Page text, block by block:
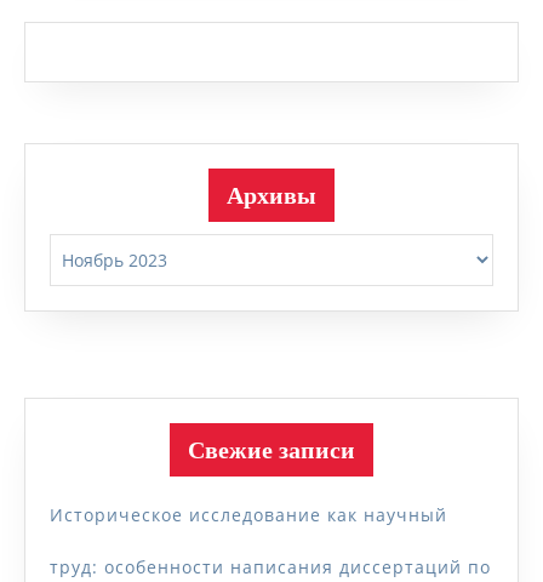
Архивы
Свежие записи
Историческое исследование как научный
труд: особенности написания диссертаций по